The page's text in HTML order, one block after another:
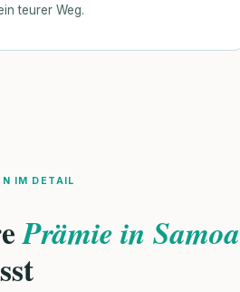
teurer Weg.
IM DETAIL
Prämie in Samoa